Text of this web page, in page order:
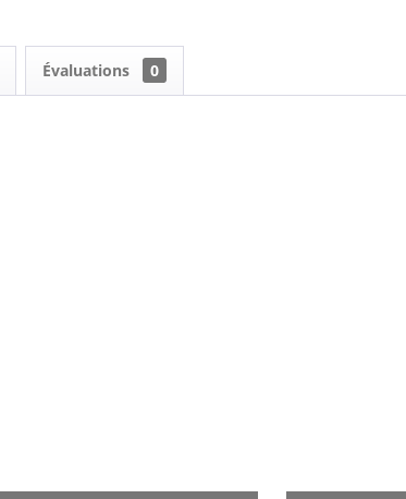
Évaluations 0